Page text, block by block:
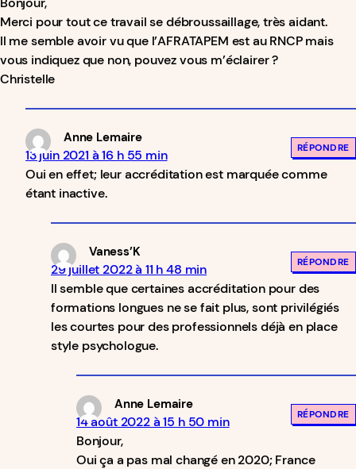
Merci pour tout ce travail se débroussaillage, très aidant.
Il me semble avoir vu que l’AFRATAPEM est au RNCP mais
vous indiquez que non, pouvez vous m’éclairer ?
Christelle
Anne Lemaire
13 juin 2021 à 16 h 55 min
Oui en effet; leur accréditation est marquée comme
étant inactive.
RÉPONDRE
Vaness’K
29 juillet 2022 à 11 h 48 min
Il semble que certaines accréditation pour des
formations longues ne se fait plus, sont privilégiés
les courtes pour des professionnels déjà en place
style psychologue.
RÉPONDRE
Anne Lemaire
14 août 2022 à 15 h 50 min
Bonjour,
Oui ça a pas mal changé en 2020; France
RÉPONDRE